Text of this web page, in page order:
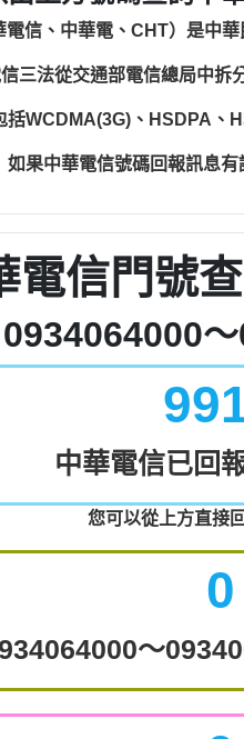
信、中華電、CHT）是中
三法從交通部電信總局中
括WCDMA(3G)、HSDPA、
如果中華電信號碼回報訊息有
電信門號
0934064000
中華電信已回
您可以從上方直接
0
～